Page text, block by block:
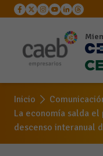
Inicio
La economía salda
descenso interanual